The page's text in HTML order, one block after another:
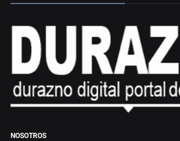
NOSOTROS